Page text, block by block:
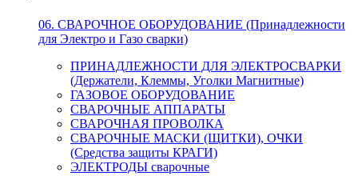
06. СВАРОЧНОЕ ОБОРУДОВАНИЕ (Принадлежности
для Электро и Газо сварки)
ПРИНАДЛЕЖНОСТИ ДЛЯ ЭЛЕКТРОСВАРКИ
(Держатели, Клеммы, Уголки Магнитные)
ГАЗОВОЕ ОБОРУДОВАНИЕ
СВАРОЧНЫЕ АППАРАТЫ
СВАРОЧНАЯ ПРОВОЛКА
СВАРОЧНЫЕ МАСКИ (ЩИТКИ), ОЧКИ
(Средства защиты КРАГИ)
ЭЛЕКТРОДЫ сварочные